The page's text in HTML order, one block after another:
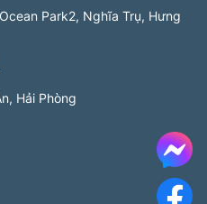
Park2, Nghĩa Trụ, Hưng
Hải Phòng